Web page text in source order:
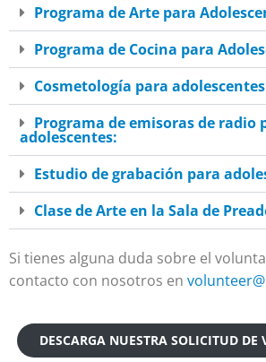
Programa de Arte para
Programa de Cocina para
Cosmetología para
Programa de emisoras de radio
adolescentes:
Estudio de grabación para
Clase de Arte en la Sala de
Si tienes alguna duda sobre el
contacto con nosotros en
DESCARGA NUESTRA SOLICITUD